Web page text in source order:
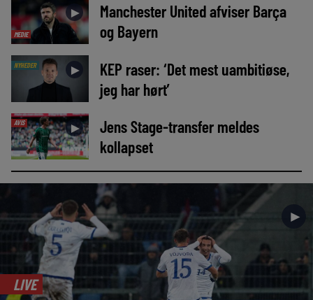
MEDIE
►
Manchester United afviser Barça
og Bayern
NYHEDER ►
KEP raser: ‘Det mest uambitiøse,
jeg har hørt’
AVIS ►
Jens Stage-transfer meldes
kollapset
►
LIVE